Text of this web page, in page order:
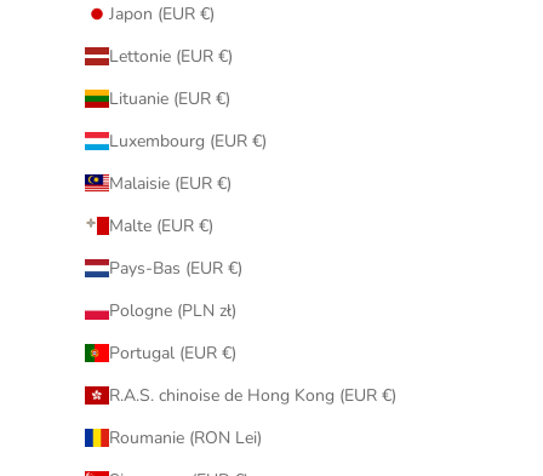
Japon (EUR €)
Lettonie (EUR €)
Lituanie (EUR €)
Luxembourg (EUR €)
Malaisie (EUR €)
Malte (EUR €)
Pays-Bas (EUR €)
Pologne (PLN zł)
Portugal (EUR €)
R.A.S. chinoise de Hong Kong (EUR €)
Roumanie (RON Lei)